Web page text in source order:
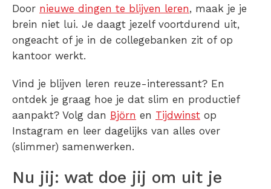
Door nieuwe dingen te blijven leren, maak je je
brein niet lui. Je daagt jezelf voortdurend uit,
ongeacht of je in de collegebanken zit of op
kantoor werkt.
Vind je blijven leren reuze-interessant? En
ontdek je graag hoe je dat slim en productief
aanpakt? Volg dan Björn en Tijdwinst op
Instagram en leer dagelijks van alles over
(slimmer) samenwerken.
Nu jij: wat doe jij om uit je